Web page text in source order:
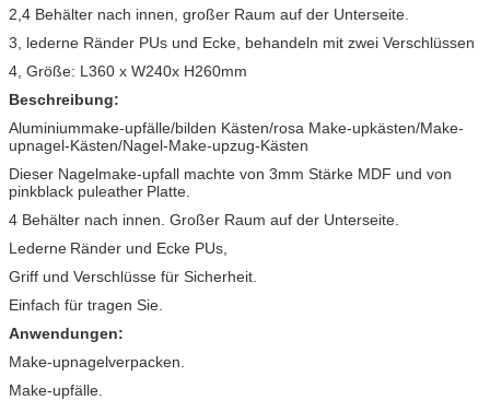
2,4 Behälter nach innen, großer Raum auf der Unterseite.
3, lederne Ränder PUs und Ecke, behandeln mit zwei Verschlüssen
4, Größe: L360 x W240x H260mm
Beschreibung:
Aluminiummake-upfälle/bilden Kästen/rosa Make-upkästen/Make-
upnagel-Kästen/Nagel-Make-upzug-Kästen
Dieser Nagelmake-upfall machte von 3mm Stärke MDF und von
pinkblack puleather Platte.
4 Behälter nach innen. Großer Raum auf der Unterseite.
Lederne Ränder und Ecke PUs
Griff und Verschlüsse für Sicherheit.
Einfach für tragen Sie.
Anwendungen:
Make-upnagelverpacken.
Make-upfälle.